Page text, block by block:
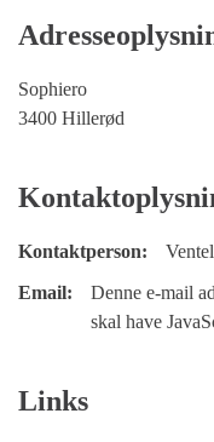
Sophiero
3400 Hillerød
Kontaktperson:
Email:
Denne e-mail
skal have
Links